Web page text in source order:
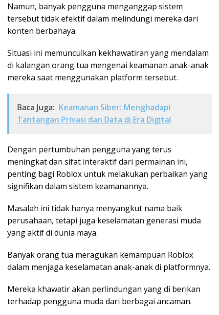
Namun, banyak pengguna menganggap sistem
tersebut tidak efektif dalam melindungi mereka dari
konten berbahaya.
Situasi ini memunculkan kekhawatiran yang mendalam
di kalangan orang tua mengenai keamanan anak-anak
mereka saat menggunakan platform tersebut.
Baca Juga: Keamanan Siber: Menghadapi
Tantangan Privasi dan Data di Era Digital
Dengan pertumbuhan pengguna yang terus
meningkat dan sifat interaktif dari permainan ini,
penting bagi Roblox untuk melakukan perbaikan yang
signifikan dalam sistem keamanannya.
Masalah ini tidak hanya menyangkut nama baik
perusahaan, tetapi juga keselamatan generasi muda
yang aktif di dunia maya.
Banyak orang tua meragukan kemampuan Roblox
dalam menjaga keselamatan anak-anak di platformnya.
Mereka khawatir akan perlindungan yang di berikan
terhadap pengguna muda dari berbagai ancaman.